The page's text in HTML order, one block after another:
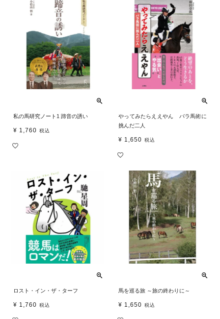
私の馬研究ノート1 蹄音の誘い
¥ 1,760 税込
やってみたらええやん パラ馬術に
挑んだ二人
¥ 1,650 税込
ロスト・イン・ザ・ターフ
¥ 1,760 税込
馬を巡る旅 ～旅の終わりに～
¥ 1,650 税込